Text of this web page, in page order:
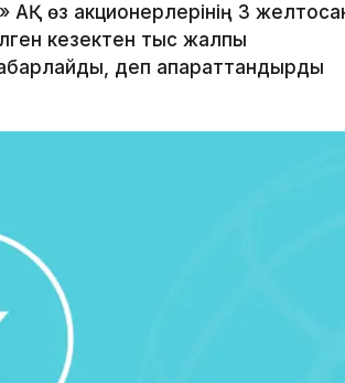
өз акционерлерінің 3
кезектен тыс жалпы
деп ақпараттандырды